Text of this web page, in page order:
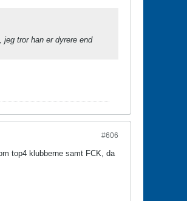
tror han er dyrere end
#606
top4 klubberne samt FCK, da